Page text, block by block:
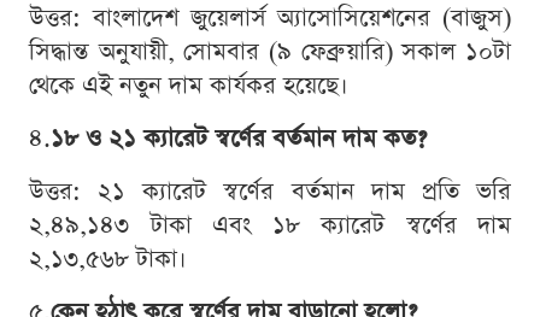
উত্তর: বাংলাদেশ জুয়েলার্স অ্যাসোসিয়েশনের (বাজুস)
সিদ্ধান্ত অনুযায়ী, সোমবার (৯ ফেব্রুয়ারি) সকাল ১০টা
থেকে এই নতুন দাম কার্যকর হয়েছে।
৪.১৮ ও ২১ ক্যারেট স্বর্ণের বর্তমান দাম কত?
উত্তর: ২১ ক্যারেট স্বর্ণের বর্তমান দাম প্রতি ভরি
২,৪৯,১৪৩ টাকা এবং ১৮ ক্যারেট স্বর্ণের দাম
২,১৩,৫৬৮ টাকা।